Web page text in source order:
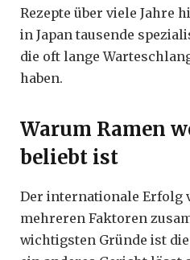
Rezepte über viele Jahre
in Japan tausende
die oft lange
haben.
Warum Ramen
beliebt ist
Der internationale Erfolg
mehreren Faktoren
wichtigsten Gründe ist